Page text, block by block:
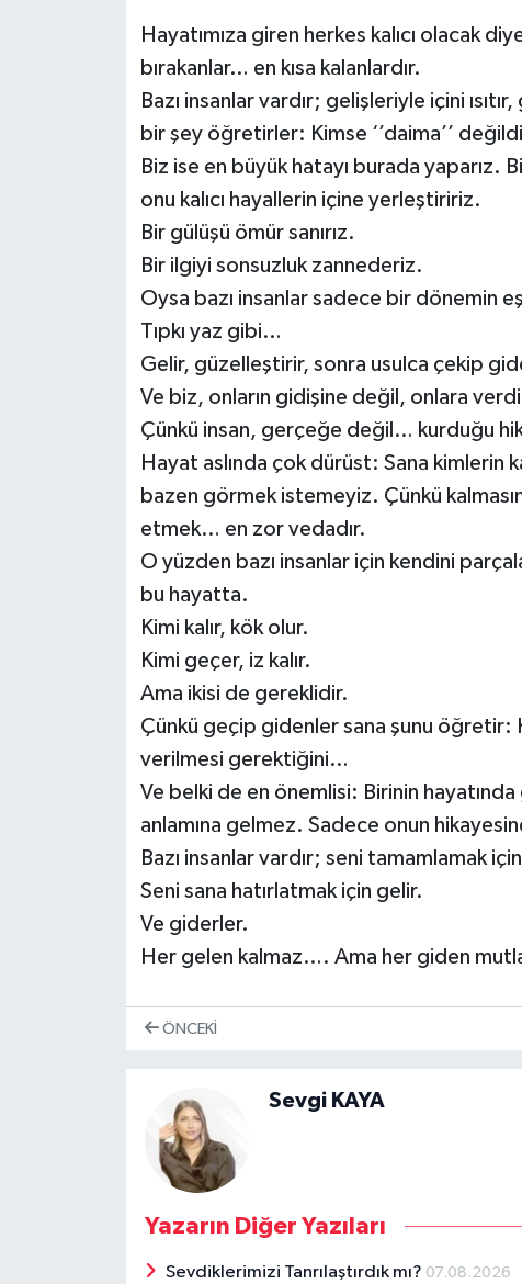
Hayatımıza giren herkes kalıcı olacak
bırakanlar… en kısa kalanlardır.
Bazı insanlar vardır; gelişleriyle içini
bir şey öğretirler: Kimse ‘’daima’’
Biz ise en büyük hatayı burada
onu kalıcı hayallerin içine yerleştiririz.
Bir gülüşü ömür sanırız.
Bir ilgiyi sonsuzluk zannederiz.
Oysa bazı insanlar sadece bir dönemin
Tıpkı yaz gibi…
Gelir, güzelleştirir, sonra usulca çekip
Ve biz, onların gidişine değil, onlara
Çünkü insan, gerçeğe değil… kurduğu
Hayat aslında çok dürüst: Sana kimlerin
bazen görmek istemeyiz. Çünkü
etmek… en zor vedadır.
O yüzden bazı insanlar için kendini
bu hayatta.
Kimi kalır, kök olur.
Kimi geçer, iz kalır.
Ama ikisi de gereklidir.
Çünkü geçip gidenler sana şunu öğretir:
verilmesi gerektiğini…
Ve belki de en önemlisi: Birinin
anlamına gelmez. Sadece onun
Bazı insanlar vardır; seni tamamlamak
Seni sana hatırlatmak için gelir.
Ve giderler.
Her gelen kalmaz…. Ama her giden
ÖNCEKI
Sevgi KAYA
Yazarın Diğer Yazıları
Sevdiklerimizi Tanrılaştırdık mı? 07.08.2026
Sinemalar
Teknoloji
Yeme-İçme